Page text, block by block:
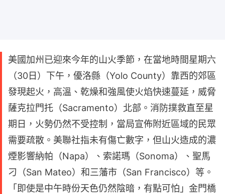
美國加州已迎來今年的山火季節，在當地時間星期六
（30日）下午，優洛縣（Yolo County）靠西的郊區
發現起火，高溫、乾燥和強風使火焰快速蔓延，威脅
薩克拉門托（Sacramento）北部。消防撲救直至星
期日，火勢仍然不受控制，當局宣佈附近區域的民眾
需要疏散。美聯社指未有傷亡數字，但山火造成的濃
煙影響納帕（Napa）、索諾瑪（Sonoma）、聖馬
刁（San Mateo）和三藩市（San Francisco）等。
「即使是中午時份天色仍然陰暗，有點可怕」金門橋